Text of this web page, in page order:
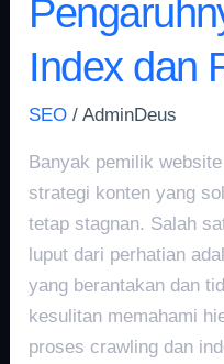
Index dan
SEO /AdminDeus
Banyak pemilik
strategi konten yang
tetap stagnan. Salah
luput dari perhatian
yang berantakan dan
kesulitan memahami
proses crawling dan